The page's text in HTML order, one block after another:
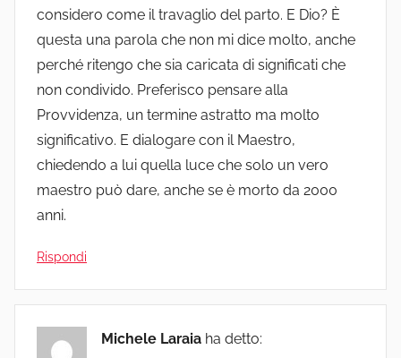
considero come il travaglio del parto. E Dio? È
questa una parola che non mi dice molto, anche
perché ritengo che sia caricata di significati che
non condivido. Preferisco pensare alla
Provvidenza, un termine astratto ma molto
significativo. E dialogare con il Maestro,
chiedendo a lui quella luce che solo un vero
maestro può dare, anche se è morto da 2000
anni.
Rispondi
Michele Laraia ha detto: